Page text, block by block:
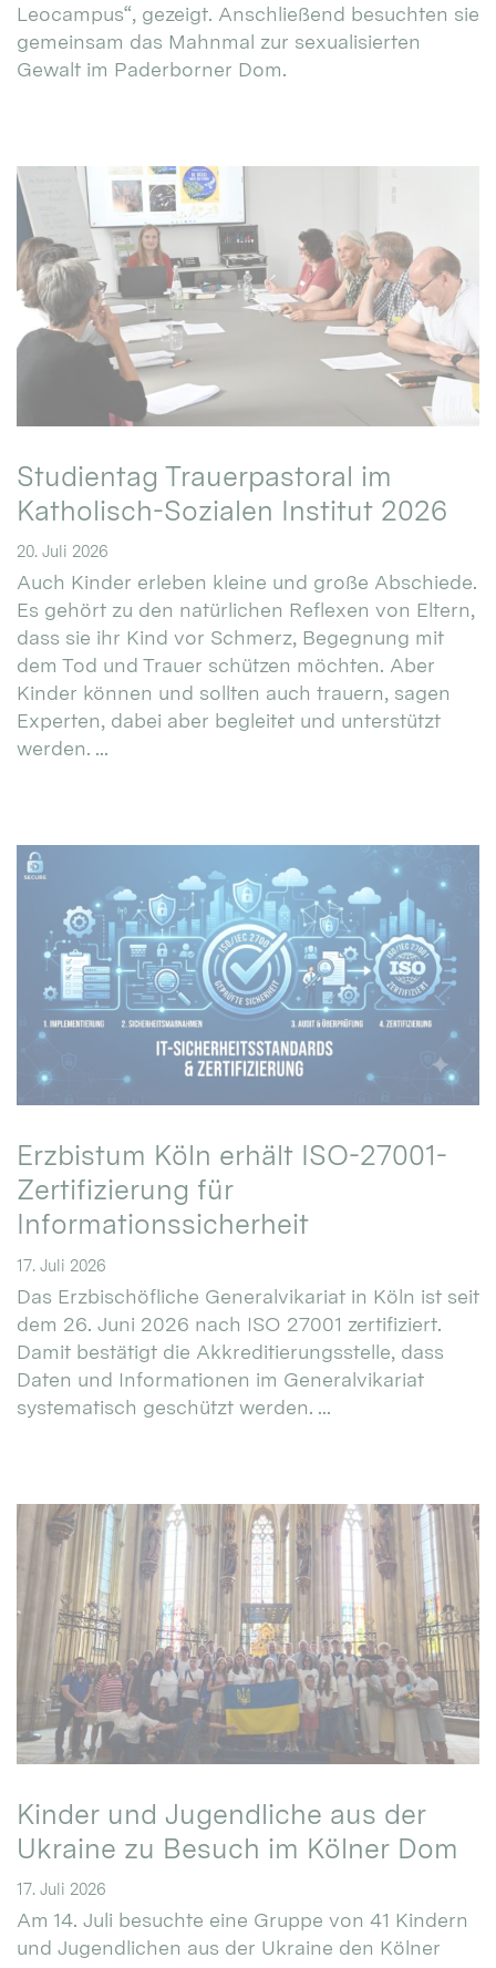
Leocampus“, gezeigt. Anschließend besuchten sie
gemeinsam das Mahnmal zur sexualisierten
Gewalt im Paderborner Dom.
Studientag Trauerpastoral im
Katholisch-Sozialen Institut 2026
20. Juli 2026
Auch Kinder erleben kleine und große Abschiede.
Es gehört zu den natürlichen Reflexen von Eltern,
dass sie ihr Kind vor Schmerz, Begegnung mit
dem Tod und Trauer schützen möchten. Aber
Kinder können und sollten auch trauern, sagen
Experten, dabei aber begleitet und unterstützt
werden. ...
Erzbistum Köln erhält ISO-27001-
Zertifizierung für
Informationssicherheit
17. Juli 2026
Das Erzbischöfliche Generalvikariat in Köln ist seit
dem 26. Juni 2026 nach ISO 27001 zertifiziert.
Damit bestätigt die Akkreditierungsstelle, dass
Daten und Informationen im Generalvikariat
systematisch geschützt werden. ...
Kinder und Jugendliche aus der
Ukraine zu Besuch im Kölner Dom
17. Juli 2026
Am 14. Juli besuchte eine Gruppe von 41 Kindern
und Jugendlichen aus der Ukraine den Kölner